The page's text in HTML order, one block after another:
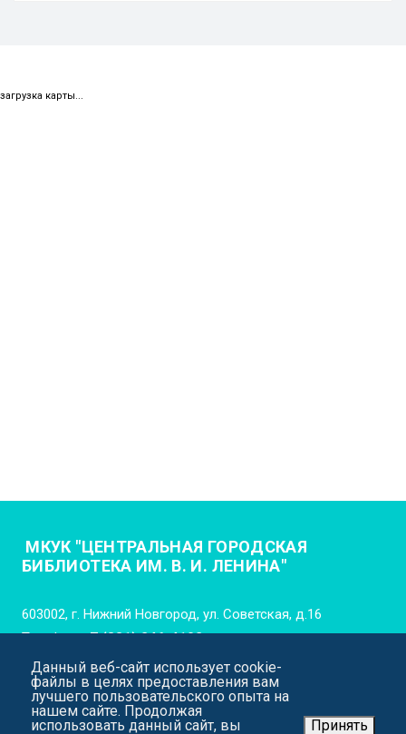
загрузка карты...
МКУК "ЦЕНТРАЛЬНАЯ ГОРОДСКАЯ
БИБЛИОТЕКА ИМ. В. И. ЛЕНИНА"
603002, г. Нижний Новгород, ул. Советская, д.16
Телефон:+7 (831) 246-4102
E-mail:cgb_lenina_nn@mail.52gov.ru
Данный веб-сайт использует cookie-
файлы в целях предоставления вам
лучшего пользовательского опыта на
нашем сайте. Продолжая
использовать данный сайт, вы
Принять